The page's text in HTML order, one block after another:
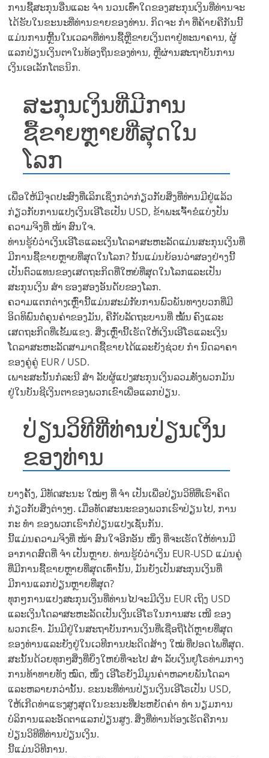
ການຊື້ສະກຸນອື່ນແລະ ຈຳ ນວນເທົ່າໃດຂອງສະກຸນເງິນທີ່ທ່ານຈະ
ໄດ້ຮັບໃນຂະນະທີ່ທ່ານຂາຍຂອງທ່ານ. ກິດຈະ ກຳ ທີ່ຄ້າຍຄືກັນນີ້
ແມ່ນການຫຼີ້ນໃນເວລາທີ່ທ່ານຊື້ຫຼືຂາຍເງິນຕາຢູ່ທະນາຄານ, ຜູ້
ແລກປ່ຽນເງິນຕາໃນທ້ອງຖິ່ນຂອງທ່ານ, ຫຼືຜ່ານສະຖາບັນການ
ເງິນເອເລັກໂຕຣນິກ.
ສະກຸນເງິນທີ່ມີການ
ຊື້ຂາຍຫຼາຍທີ່ສຸດໃນ
ໂລກ
ເພື່ອໃຫ້ມີຈຸດປະສົງທີ່ເລິກເຊິ່ງກວ່າກ່ຽວກັບສິ່ງທີ່ທ່ານມີຢູ່ແລ້ວ
ກ່ຽວກັບການແປງເງິນເອີໂຣເປັນ USD, ຂ້າພະເຈົ້າຂໍແບ່ງປັນ
ຄວາມຈິງທີ່ ໜ້າ ສົນໃຈ.
ທ່ານຮູ້ບໍ່ວ່າເງິນເອີໂຣແລະເງິນໂດລາສະຫະລັດແມ່ນສະກຸນເງິນທີ່
ມີການຊື້ຂາຍຫຼາຍທີ່ສຸດໃນໂລກ? ນັ້ນແມ່ນຍ້ອນວ່າສອງຢ່າງນີ້
ເປັນຕົວແທນຂອງເສດຖະກິດທີ່ໃຫຍ່ທີ່ສຸດໃນໂລກແລະເປັນ
ສະກຸນເງິນ ສຳ ຮອງສອງອັນດັບຂອງໂລກ.
ຄວາມແຕກຕ່າງເຫຼົ່ານີ້ແມ່ນສະມໍກັບການພົວພັນທາງບວກທີ່ມີ
ອິດທິພົນຕໍ່ຄຸນຄ່າຂອງມັນ, ຄືກັບລັດຖະບານທີ່ ໝັ້ນ ຄົງແລະ
ເສດຖະກິດທີ່ເຂັ້ມແຂງ. ສິ່ງເຫຼົ່ານີ້ເຮັດໃຫ້ເງິນເອີໂຣແລະເງິນ
ໂດລາສະຫະລັດສາມາດຊື້ຂາຍໄດ້ແລະຍັງຊ່ວຍ ກຳ ນົດລາຄາ
ຂອງຄູ່ຄູ່ EUR / USD.
ເພາະສະນັ້ນກໍລະນີ ສຳ ລັບຜູ້ແປງສະກຸນເງິນລວມທັງພວກມັນ
ຢູ່ໃນບັນຊີເງິນຕາຂອງພວກເຂົາເພື່ອແລກປ່ຽນ.
ປ່ຽນວິທີທີ່ທ່ານປ່ຽນເງິນ
ຂອງທ່ານ
ບາງຄັ້ງ, ມີທັດສະນະ ໃໝ່ໆ ທີ່ ຈຳ ເປັນເພື່ອປ່ຽນວິທີທີ່ເຮົາຄິດ
ກ່ຽວກັບສິ່ງຕ່າງໆ. ເມື່ອທັດສະນະຂອງພວກເຮົາປ່ຽນໄປ, ການ
ກະ ທຳ ຂອງພວກເຮົາກໍ່ປ່ຽນແປງເຊັ່ນກັນ.
ນີ້ແມ່ນຄວາມຈິງທີ່ ໜ້າ ສົນໃຈອີກອັນ ໜຶ່ງ ທີ່ຈະເຮັດໃຫ້ທ່ານມີ
ອາກາດສົດທີ່ ຈຳ ເປັນຫຼາຍ. ທ່ານຮູ້ບໍ່ວ່າເງິນ EUR-USD ແມ່ນຄູ່
ທີ່ມີການຊື້ຂາຍຫຼາຍທີ່ສຸດເທົ່ານັ້ນ, ມັນຍັງເປັນສະກຸນເງິນທີ່
ມີການແລກປ່ຽນຫຼາຍທີ່ສຸດ?
ທຸກໆການແປງສະກຸນເງິນທີ່ທ່ານໄປຈະມີເງິນ EUR ເຖິງ USD
ແລະເງິນໂດລາສະຫະລັດເປັນເງິນເອີໂຣໃນການສະ ເໜີ ຂອງ
ພວກເຂົາ. ມັນມີຢູ່ໃນສະຖາບັນການເງິນທີ່ເຊື່ອຖືໄດ້ຫຼາຍທີ່ສຸດ
ຂອງທ່ານແລະຍັງຢູ່ໃນເວທີການປະດິດສ້າງ ໃໝ່ ທີ່ປອດໄພທີ່ສຸດ.
ສະນັ້ນດ້ວຍທຸກໆສິ່ງທີ່ຍິ່ງໃຫຍ່ທີ່ຈະໄປ ສຳ ລັບເງິນຢູໂຣທ່າມກາງ
ການທ້າທາຍທັງ ໝົດ, ໜຶ່ງ ເອີໂຣຍັງມີມູນຄ່າຫລາຍພັນໂດລາ
ແລະຫລາຍກວ່ານັ້ນ. ຂະນະທີ່ທ່ານປ່ຽນເງິນເອີໂຣເປັນ USD,
ໃຫ້ເກີດທ່າແຮງສູງສຸດໃນຂະນະທີ່ປະຫຍັດຄ່າ ທຳ ນຽມການ
ບໍລິການແລະອັດຕາແລກປ່ຽນສູງ. ສິ່ງທີ່ທ່ານຕ້ອງເຮັດຄືການ
ປ່ຽນວິທີທີ່ທ່ານປ່ຽນເງິນ.
ນີ້ແມ່ນວິທີການ.